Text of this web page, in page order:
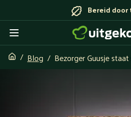
Bereid
Blog Bezorger Guusje